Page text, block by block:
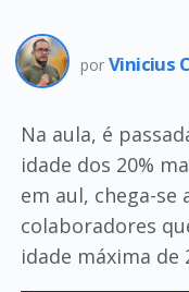
por Vinicius
Na aula, é
idade dos 20%
em aul, chega-se
colaboradores
idade máxima de